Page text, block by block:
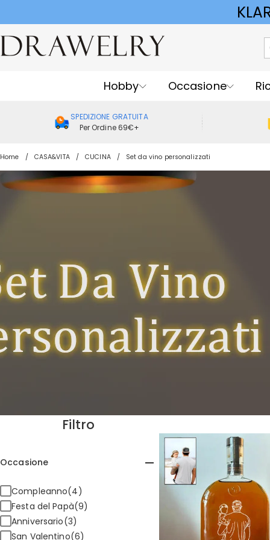
Hobby Occasione
SPEDIZIONE GRATUITA
Per Ordine 69€+
Home CASA&VITA CUCINA Set da vino personalizzati
Filtro
Occasione
Compleanno(4)
Festa del Papà(9)
Anniversario(3)
San Valentino(6)